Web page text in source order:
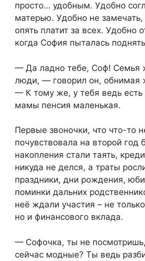
просто… удобным. Удобно
матерью. Удобно не
опять платит за всех. Удобно
когда София пыталась
— Да ладно тебе, Соф! Семья
люди, — говорил он, обнимая
— К тому же, у тебя ведь есть
мамы пенсия маленькая.
Первые звоночки, что что-то
почувствовала на второй год
накопления стали таять,
никуда не делся, а траты
праздники, дни рождения,
поминки дальних
неё ждали участия – не
но и финансового вклада.
— Софочка, ты не
сейчас модные? Ты ведь